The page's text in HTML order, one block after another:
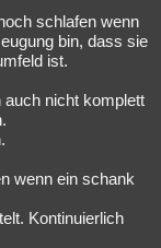
schlafen wenn
bin, dass sie
ist.
nicht komplett
wenn ein schank
Kontinuierlich